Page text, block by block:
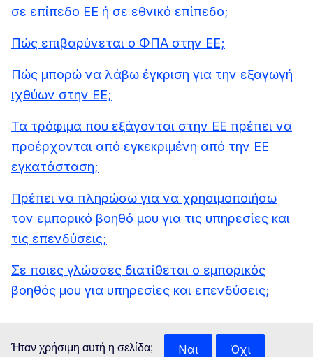
σε επίπεδο ΕΕ ή σε εθνικό επίπεδο;
Πώς επιβαρύνεται ο ΦΠΑ στην ΕΕ;
Πώς μπορώ να λάβω έγκριση για την εξαγωγή
ιχθύων στην ΕΕ;
Τα τρόφιμα που εξάγονται στην ΕΕ πρέπει να
προέρχονται από εγκεκριμένη από την ΕΕ
εγκατάσταση;
Πρέπει να πληρώσω για να χρησιμοποιήσω
τον εμπορικό βοηθό μου για τις υπηρεσίες και
τις επενδύσεις;
Σε ποιες γλώσσες διατίθεται ο εμπορικός
βοηθός μου για υπηρεσίες και επενδύσεις;
Ήταν χρήσιμη αυτή η σελίδα; Ναι Όχι